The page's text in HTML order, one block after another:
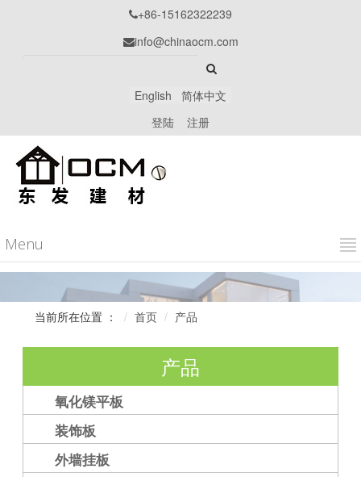
+86-15162322239
info@chinaocm.com
English
简体中文
登陆
注册
Menu
当前所在位置 ： 首页 产品
产品
氧化镁平板
装饰板
外墙挂板